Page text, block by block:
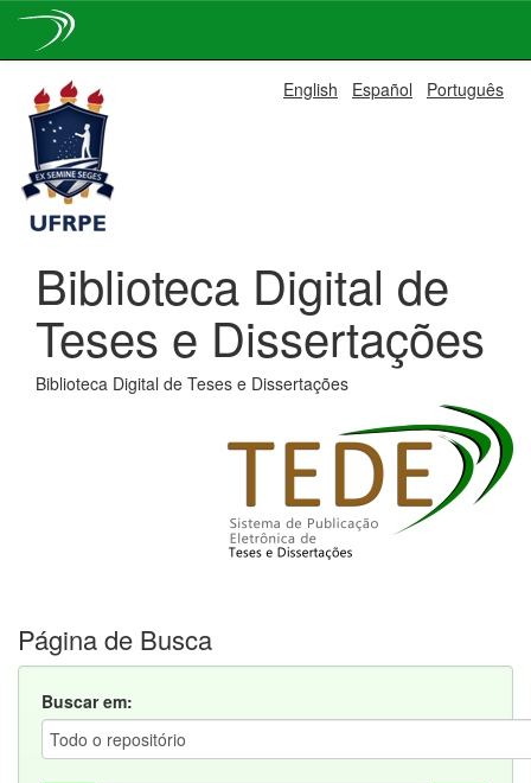
navigation
English Español Português
Biblioteca Digital de
Teses e Dissertações
Biblioteca Digital de Teses e Dissertações
Página de Busca
Buscar em: